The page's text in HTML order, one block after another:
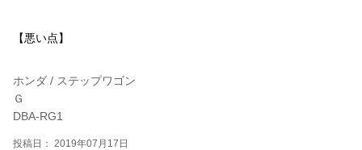
【悪い点】
ホンダ / ステップワゴン
Ｇ
DBA-RG1
投稿日： 2019年07月17日